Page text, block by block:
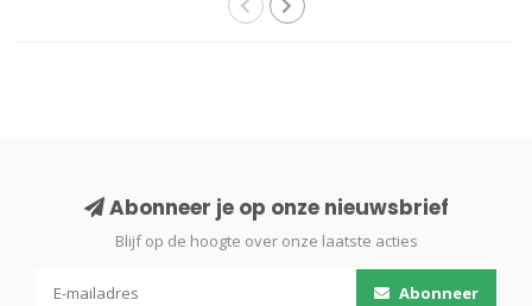
Abonneer je op onze nieuwsbrief
Blijf op de hoogte over onze laatste acties
Abonneer